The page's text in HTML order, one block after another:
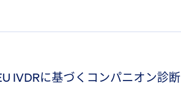
IVDRに基づくコンパニオン診断